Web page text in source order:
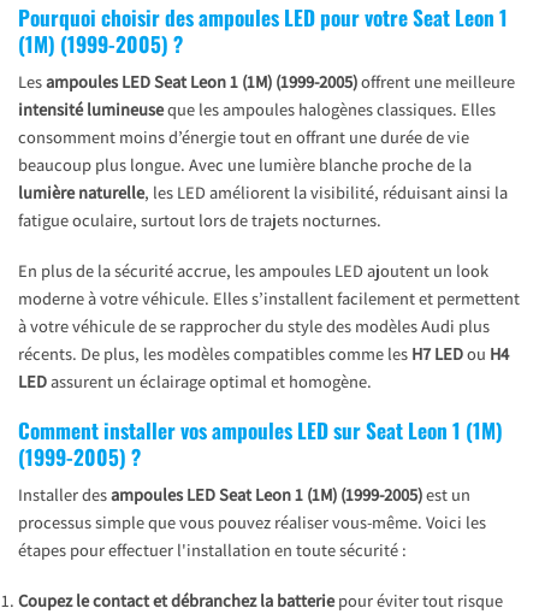
Pourquoi choisir des ampoules LED pour votre Seat Leon 1
(1M) (1999-2005) ?
Lesampoules LED Seat Leon 1 (1M) (1999-2005)offrent une meilleure
intensité lumineuseque les ampoules halogènes classiques. Elles
consomment moins d’énergie tout en offrant une durée de vie
beaucoup plus longue. Avec une lumière blanche proche de la
lumière naturelle, les LED améliorent la visibilité, réduisant ainsi la
fatigue oculaire, surtout lors de trajets nocturnes.
En plus de la sécurité accrue, les ampoules LED ajoutent un look
moderne à votre véhicule. Elles s’installent facilement et permettent
à votre véhicule de se rapprocher du style des modèles Audi plus
récents. De plus, les modèles compatibles comme les H7 LEDou H4
LEDassurent un éclairage optimal et homogène.
Comment installer vos ampoules LED sur Seat Leon 1 (1M)
(1999-2005) ?
Installer desampoules LED Seat Leon 1 (1M) (1999-2005)est un
processus simple que vous pouvez réaliser vous-même. Voici les
étapes pour effectuer l'installation en toute sécurité :
Coupez le contact et débranchez la batteriepour éviter tout risque